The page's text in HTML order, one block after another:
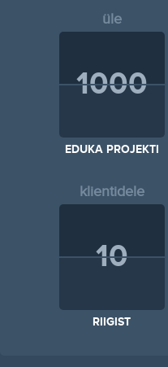
üle
1000
EDUKA PROJEKTI
klientidele
10
RIIGIST